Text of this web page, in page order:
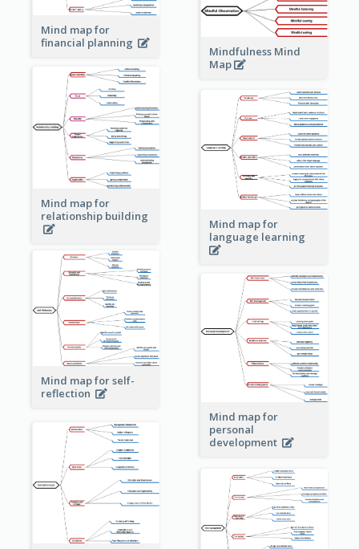
Mindfulness Mind
Map
Mind map for
financial planning
Mind map for
relationship building
Mind map for
language learning
Mind map for self-
reflection
Mind map for
personal
development